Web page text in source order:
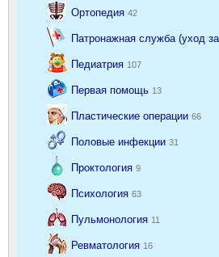
Ортопедия 42
Патронажная служба (уход
Педиатрия 107
Первая помощь 13
Пластические операции 66
Половые инфекции 31
Проктология 9
Психология 63
Пульмонология 11
Ревматология 16